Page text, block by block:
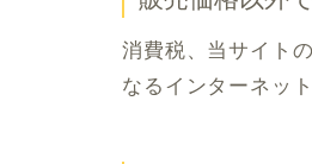
消費税、当サイト
なるインターネッ